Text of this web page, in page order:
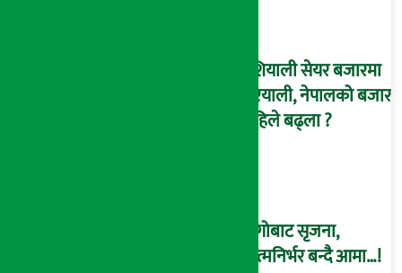
एशियाली सेयर बजारमा
हरियाली, नेपालको बजार
कहिले बढ्ला ?
धागोबाट सृजना,
आत्मनिर्भर बन्दै आमा…!